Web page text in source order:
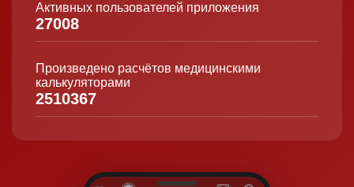
Активных пользователей приложения
27008
Произведено расчётов медицинскими
калькуляторами
2510367